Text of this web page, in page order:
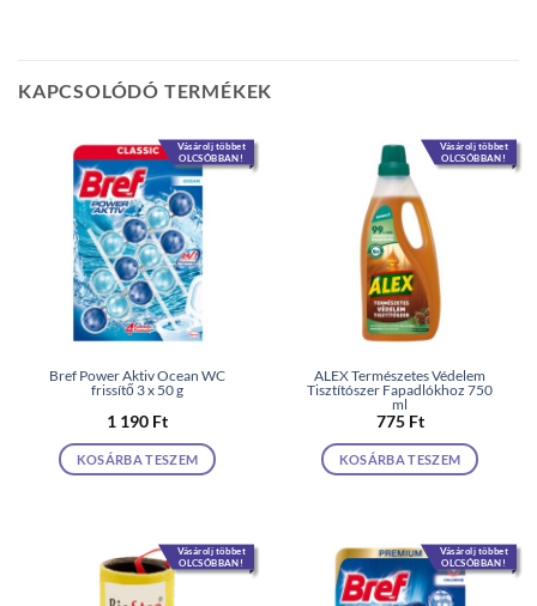
KAPCSOLÓDÓ TERMÉKEK
Vásárolj többet
OLCSÓBBAN!
Bref Power Aktiv Ocean WC
frissítő 3 x 50 g
1 190 Ft
KOSÁRBA TESZEM
Vásárolj többet
OLCSÓBBAN!
ALEX Természetes Védelem
Tisztítószer Fapadlókhoz 750
ml
775 Ft
KOSÁRBA TESZEM
Vásárolj többet
OLCSÓBBAN!
Vásárolj többet
OLCSÓBBAN!